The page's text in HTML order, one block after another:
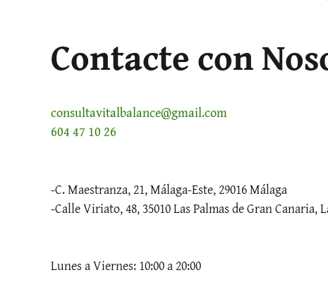
Contacte con
consultavitalbalance@gmail.com
604 47 10 26
-C. Maestranza, 21, Málaga-Este, 29016 Málaga
-Calle Viriato, 48, 35010 Las Palmas de Gran Canaria,
Lunes a Viernes: 10:00 a 20:00